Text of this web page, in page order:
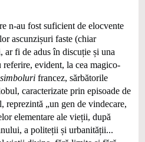
n-au fost suficient de elocvente
ascunzișuri faste (chiar
ar fi de adus în discuție și una
referire, evident, la cea magico-
francez, sărbătorile
caracterizate prin episoade de
reprezintă „un gen de vindecare,
elementare ale vieții, după
a politeții și urbanității...